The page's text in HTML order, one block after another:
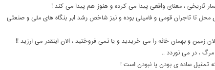
تاریخی ، معنای واقعی پیدا می کرده و هنوز هم پیدا می کند !
محل تا تاجران قومی و فامیلی بوده و نیز شاخص رشد ابر بنگاه های ملی و صنعتی
زمین و بهمان خانه را می خریدید و یا نمی فروختید ، الان اینقدر می ارزید !!
مرگ ، در می نوردد ..
که تمثیل ساده ی بودن یا نبودن است !